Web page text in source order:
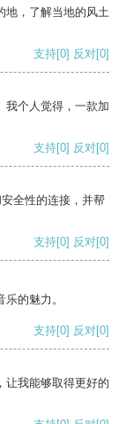
地，了解当地的风土
支持[0] 反对[0]
我个人觉得，一款加
支持[0] 反对[0]
全性的连接，并帮
支持[0] 反对[0]
的魅力。
支持[0] 反对[0]
让我能够取得更好的